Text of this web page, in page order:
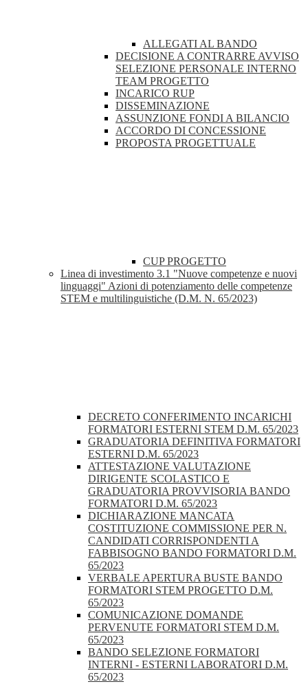
ALLEGATI AL BANDO
DECISIONE A CONTRARRE AVVISO
SELEZIONE PERSONALE INTERNO
TEAM PROGETTO
INCARICO RUP
DISSEMINAZIONE
ASSUNZIONE FONDI A BILANCIO
ACCORDO DI CONCESSIONE
PROPOSTA PROGETTUALE
CUP PROGETTO
Linea di investimento 3.1 "Nuove competenze e nuovi
linguaggi" Azioni di potenziamento delle competenze
STEM e multilinguistiche (D.M. N. 65/2023)
DECRETO CONFERIMENTO INCARICHI
FORMATORI ESTERNI STEM D.M. 65/2023
GRADUATORIA DEFINITIVA FORMATORI
ESTERNI D.M. 65/2023
ATTESTAZIONE VALUTAZIONE
DIRIGENTE SCOLASTICO E
GRADUATORIA PROVVISORIA BANDO
FORMATORI D.M. 65/2023
DICHIARAZIONE MANCATA
COSTITUZIONE COMMISSIONE PER N.
CANDIDATI CORRISPONDENTI A
FABBISOGNO BANDO FORMATORI D.M.
65/2023
VERBALE APERTURA BUSTE BANDO
FORMATORI STEM PROGETTO D.M.
65/2023
COMUNICAZIONE DOMANDE
PERVENUTE FORMATORI STEM D.M.
65/2023
BANDO SELEZIONE FORMATORI
INTERNI - ESTERNI LABORATORI D.M.
65/2023